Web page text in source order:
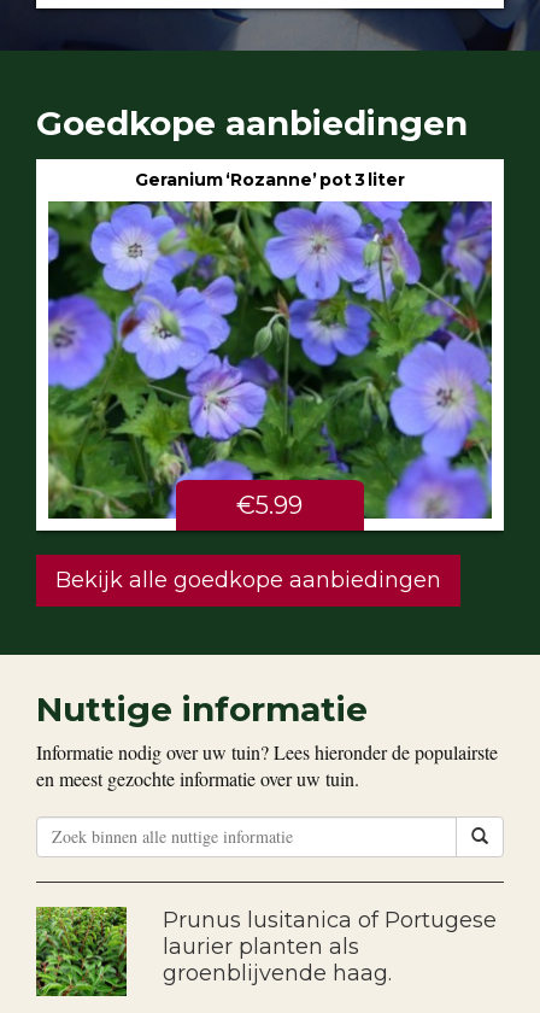
Goedkope aanbiedingen
Geranium ‘Rozanne’ pot 3 liter
€5.99
Bekijk alle goedkope aanbiedingen
Nuttige informatie
Informatie nodig over uw tuin? Lees hieronder de populairste
en meest gezochte informatie over uw tuin.
Prunus lusitanica of Portugese
laurier planten als
groenblijvende haag.